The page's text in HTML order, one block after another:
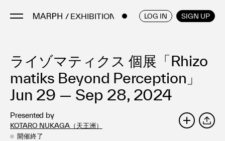
/ EXHIBITIONS LOG IN SIGN UP
Artists
Artworks
Galleries & Museums
Exhibitions
Art Fairs & Events
Press Releases
ENGLISH / JAPANESE
ライゾマティクス 個展「Rhizo
matiks Beyond Perception」
Jun 29 — Sep 28, 2024
Presented by
KOTARO NUKAGA（天王洲）
開催終了